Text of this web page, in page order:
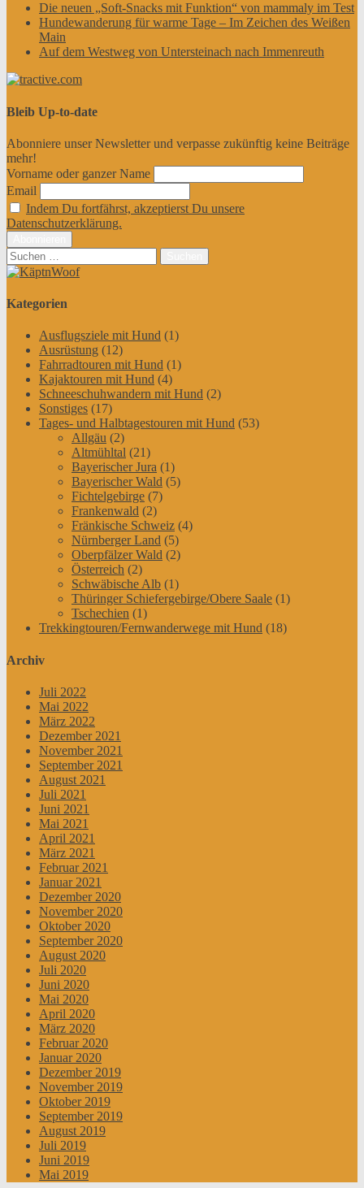
Die neuen „Soft-Snacks mit Funktion“ von mammaly im Test
Hundewanderung für warme Tage – Im Zeichen des Weißen
Main
Auf dem Westweg von Untersteinach nach Immenreuth
Bleib Up-to-date
Abonniere unser Newsletter und verpasse zukünftig keine Beiträge
mehr!
Vorname oder ganzer Name
Email
Indem Du fortfährst, akzeptierst Du unsere
Datenschutzerklärung.
Suchen
nach:
Kategorien
Ausflugsziele mit Hund (1)
Ausrüstung (12)
Fahrradtouren mit Hund (1)
Kajaktouren mit Hund (4)
Schneeschuhwandern mit Hund (2)
Sonstiges (17)
Tages- und Halbtagestouren mit Hund (53)
Allgäu (2)
Altmühltal (21)
Bayerischer Jura (1)
Bayerischer Wald (5)
Fichtelgebirge (7)
Frankenwald (2)
Fränkische Schweiz (4)
Nürnberger Land (5)
Oberpfälzer Wald (2)
Österreich (2)
Schwäbische Alb (1)
Thüringer Schiefergebirge/Obere Saale (1)
Tschechien (1)
Trekkingtouren/Fernwanderwege mit Hund (18)
Archiv
Juli 2022
Mai 2022
März 2022
Dezember 2021
November 2021
September 2021
August 2021
Juli 2021
Juni 2021
Mai 2021
April 2021
März 2021
Februar 2021
Januar 2021
Dezember 2020
November 2020
Oktober 2020
September 2020
August 2020
Juli 2020
Juni 2020
Mai 2020
April 2020
März 2020
Februar 2020
Januar 2020
Dezember 2019
November 2019
Oktober 2019
September 2019
August 2019
Juli 2019
Juni 2019
Mai 2019